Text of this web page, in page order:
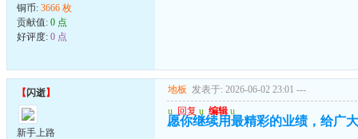
铜币: 3666 枚
贡献值: 0 点
好评度: 0 点
【闪逝】
新手上路
地板 发表于: 2026-06-02 23:01 ---
u 回复 u 编辑 u
愿你继续用最精彩的业绩，给广